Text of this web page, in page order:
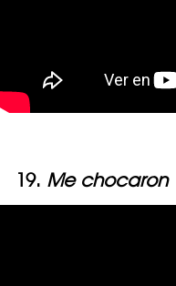
19. Me chocaron